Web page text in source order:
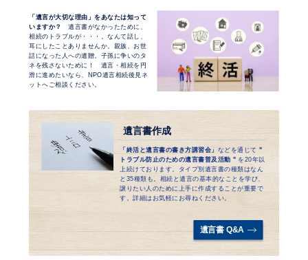
に！」遺品をそのままの状態で残しておくのでは
なく、故人の私物を丁寧に仕分け、片付けていく
ことで、気持ちの整理にもつながります。遺品
は、貴重品・形見・家電等・廃棄物などに分けら
れ
「貴重品」を整理する際、法的な手続きが必要
です。 期日が設けられているものがあるためきち
んと処理することが大切です。
※貴重品とは、銀行の通帳・クレジットカードやキャッシュカー
ド・印鑑・健康保険証・マイナンバーカード・パスポート・年金手
「 遺言が大切な理由」をあなたは知って
いますか？
遺言書がなかったために、
相続のトラブルが・・・。なんて話し、
耳にしたことありませんか。親族、お世
話になった人への遺贈。子孫に争いのタ
ネを残さないために！ 遺言・相続を円
滑に進めたいなら、NPO遺言相続後見ネ
ットへご相談ください。
遺言書作成
「終活と遺言書の書き方講習会」 などを通じて "
トラブル防止のための遺言書普及活動 " を20年以
上続けております。タイプ別遺言書の種類はなん
と35種類も。相続と遺言の基本的なことを学び、
譲りたい人のために上手に作成することが重要で
す。詳細はお気軽にお尋ねください。
遺言書 Q&A